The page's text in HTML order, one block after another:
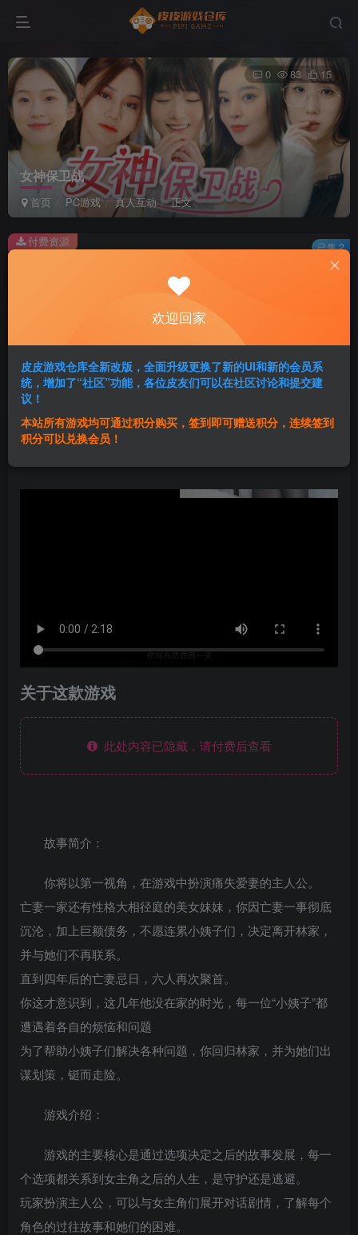
女神保卫战
首页 PC游戏 真人互动 正文
0 83 15
此内容为付费资源，请付费后查看
2积分
黄金会员免费 超级会员免费
登录购买
付费资源 已售 2
群主1号
关于这款游戏
此处内容已隐藏，请付费后查看
故事简介：
你将以第一视角，在游戏中扮演痛失爱妻的主人公。
亡妻一家还有性格大相径庭的美女妹妹，你因亡妻一事彻底
沉沦，加上巨额债务，不愿连累小姨子们，决定离开林家，
并与她们不再联系。
直到四年后的亡妻忌日，六人再次聚首。
你这才意识到，这几年他没在家的时光，每一位“小姨子”都
遭遇着各自的烦恼和问题
为了帮助小姨子们解决各种问题，你回归林家，并为她们出
谋划策，铤而走险。
游戏介绍：
游戏的主要核心是通过选项决定之后的故事发展，每一
个选项都关系到女主角之后的人生，是守护还是逃避。
玩家扮演主人公，可以与女主角们展开对话剧情，了解每个
角色的过往故事和她们的困难。
欢迎回家
皮皮游戏仓库全新改版，全面升级更换了新的UI和新的会员系
统，增加了“社区”功能，各位皮友们可以在社区讨论和提交建
议！
本站所有游戏均可通过积分购买，签到即可赠送积分，连续签到
积分可以兑换会员！